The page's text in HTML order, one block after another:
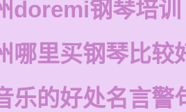
doremi钢琴培训
哪里买钢琴比较
乐的好处名言警